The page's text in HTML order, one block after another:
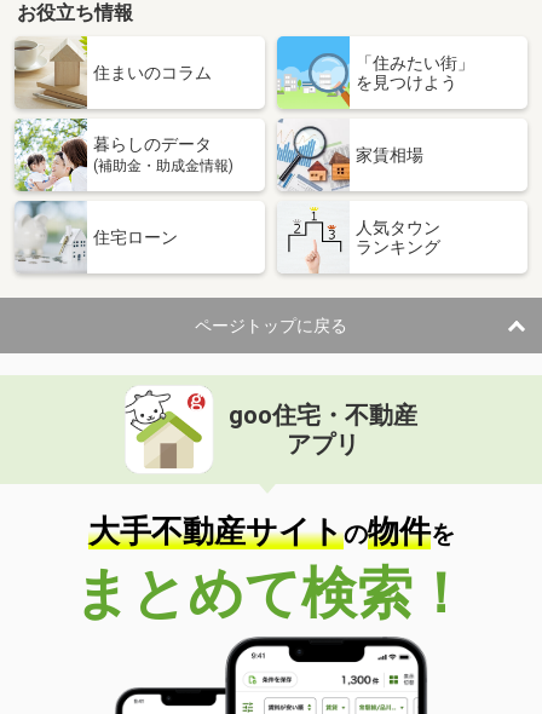
お役立ち情報
住まいのコラム
「住みたい街」
を見つけよう
暮らしのデータ
(補助金・助成金情報)
家賃相場
住宅ローン
人気タウン
ランキング
ページトップに戻る
goo住宅・不動産
アプリ
大手不動産サイトの物件を
まとめて検索！